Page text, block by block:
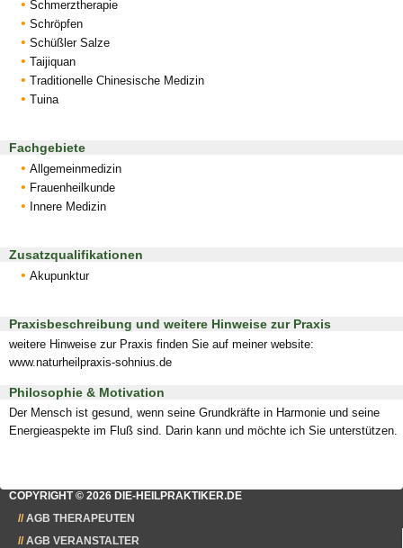
Schmerztherapie
Schröpfen
Schüßler Salze
Taijiquan
Traditionelle Chinesische Medizin
Tuina
Fachgebiete
Allgemeinmedizin
Frauenheilkunde
Innere Medizin
Zusatzqualifikationen
Akupunktur
Praxisbeschreibung und weitere Hinweise zur Praxis
weitere Hinweise zur Praxis finden Sie auf meiner website:
www.naturheilpraxis-sohnius.de
Philosophie & Motivation
Der Mensch ist gesund, wenn seine Grundkräfte in Harmonie und seine
Energieaspekte im Fluß sind. Darin kann und möchte ich Sie unterstützen.
COPYRIGHT © 2026 DIE-HEILPRAKTIKER.DE
AGB THERAPEUTEN
AGB VERANSTALTER